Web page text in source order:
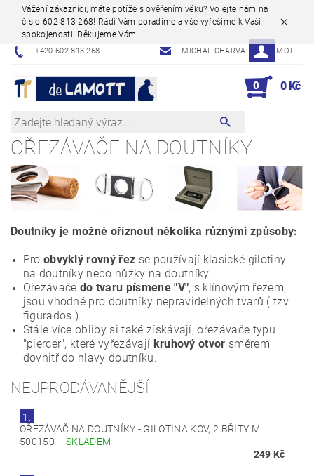
Vážení zákazníci, máte potíže s ověřením věku? Volejte nám na
číslo 602 813 268! Rádi Vám poradíme a vše vyřešíme k Vaší
spokojenosti. Děkujeme Vám.
+420 602 813 268 MICHAL.CHARVAT@DELAMOT.CZ
0 0 Kč
OŘEZÁVAČE NA DOUTNÍKY
Doutníky je možné oříznout několika různými způsoby:
Pro obvyklý rovný řez se používají klasické gilotiny
na doutníky nebo nůžky na doutníky.
Ořezávače do tvaru písmene "V", s klínovým řezem,
jsou vhodné pro doutníky nepravidelných tvarů ( tzv.
figurados ).
Stále více obliby si také získávají, ořezávače typu
"piercer", které vyřezávají kruhový otvor směrem
dovnitř do hlavy doutníku.
NEJPRODÁVANĚJŠÍ
1.
OŘEZÁVAČ NA DOUTNÍKY - GILOTINA KOV, 2 BŘITY M
500150 –SKLADEM
249 Kč